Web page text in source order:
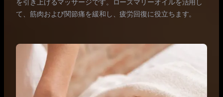
を引き上げるマッサージです。ローズマリーオイルを活用し
て、筋肉および関節痛を緩和し、疲労回復に役立ちます。